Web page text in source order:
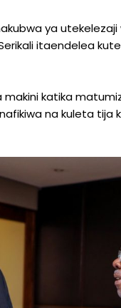
ya utekelezaji
itaendelea
makini katika
na kuleta